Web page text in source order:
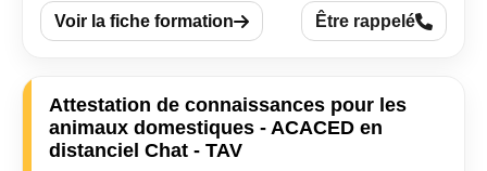
Voir la fiche formation Être rappelé
Attestation de connaissances pour les
animaux domestiques - ACACED en
distanciel Chat - TAV